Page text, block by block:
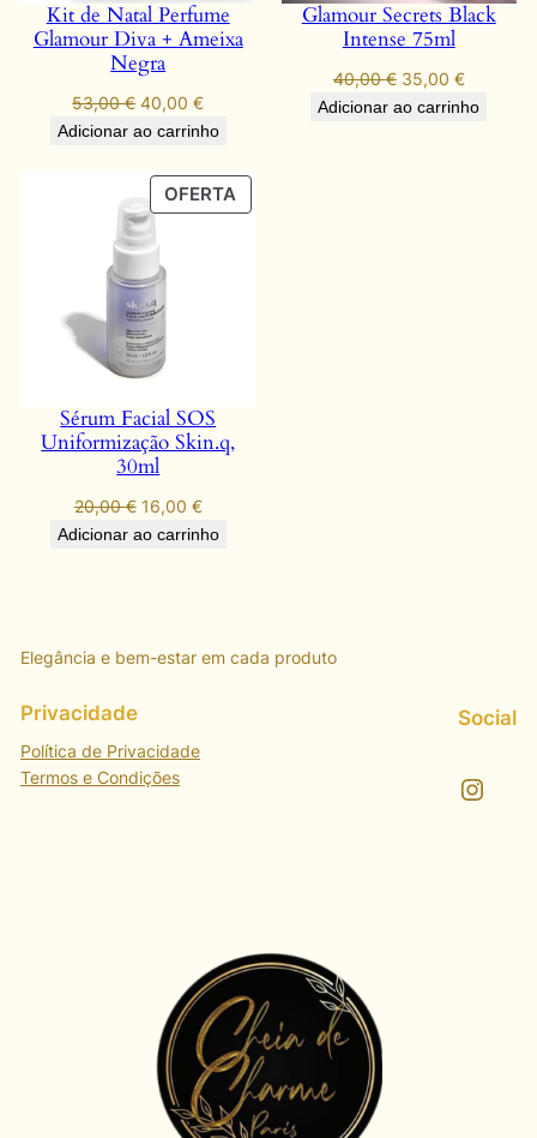
Kit de Natal Perfume
Glamour Diva + Ameixa
Negra
53,00€ O
preço
era:
53,00 €.
40,00€O
preço
é:
40,00 €.
Adicionar ao carrinho
Glamour Secrets Black
Intense 75ml
40,00€ O
preço
35,00 €O
preço
Adicionar ao carrinho
OFERTA
EM
Sérum Facial SOS
Uniformização Skin.q,
30ml
20,00€ O
preço
16,00 €O
preço
Adicionar ao carrinho
Elegância e bem-estar em cada produto
Privacidade
Política de Privacidade
Termos e Condições
Social
Instagram